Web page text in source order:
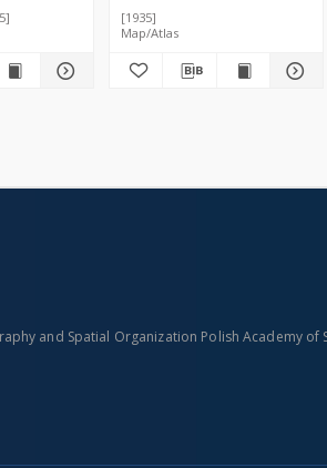
[1935]
Map/Atlas
and Spatial Organization Polish Academy of